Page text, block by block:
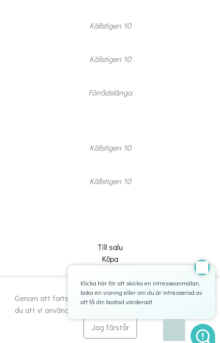
Källstigen 10
Källstigen 10
Förrådslänga
Källstigen 10
Källstigen 10
Till salu
Köpa
Referensförsäljningar
Om oss
Markustorget 1, 774 30 Avesta
mari@maklarnadb.se
Genom att fortsätta använda webbplatsen godkänner
du att vi använder kakor (cookies).
Jag förstår
till
Avbryt Skicka
Klicka här för att skicka en intresseanmälan,
boka en visning eller om du är intresserad av
att få din bostad värderad!